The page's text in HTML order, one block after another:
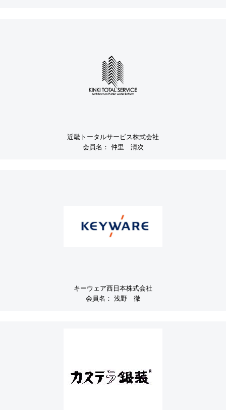
近畿トータルサービス株式会社
会員名： 仲里 淸次
キーウェア西日本株式会社
会員名： 浅野 徹